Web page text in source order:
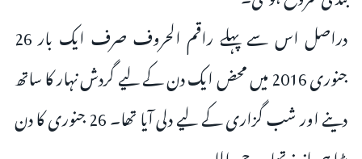
دراصل اس سے پہلے راقم الحروف صرف ایک بار 26
جنوری 2016 میں محض ایک دن کے لیے گردش نہار کا ساتھ
دینے اور شب گزاری کے لیے دلی آیا تھا۔ 26 جنوری کا دن